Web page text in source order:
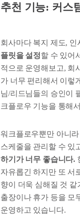
추천 기능: 커스
회사마다 복지 제도, 인
플릿을 설정할 수 있어
적으로 운영해보고, 회
가 너무 편리해서 이렇
님/리드님들의 승인이
크플로우 기능을 통해
워크플로우뿐만 아니
스케줄을 관리할 수 있
하기가 너무 좋습니다.
자유롭긴 하지만 또 서
향이 더욱 심해질 것
출장이나 휴가 등을 모
운영하고 있습니다.